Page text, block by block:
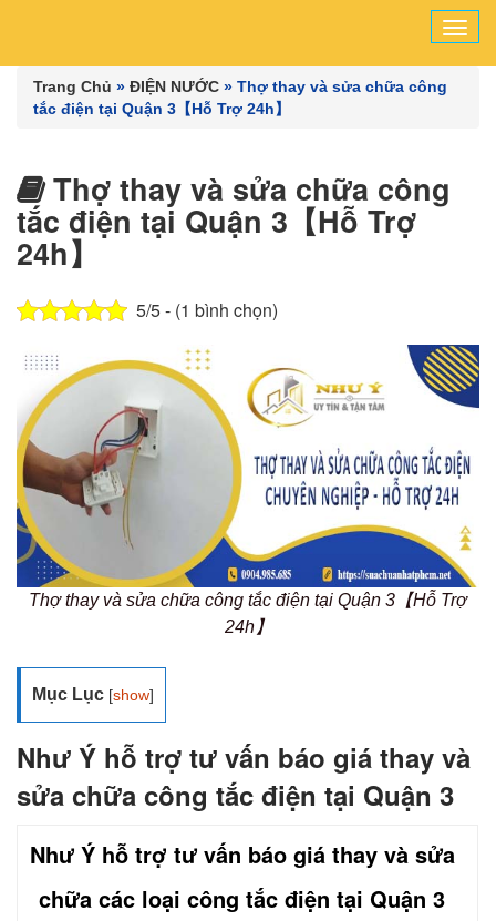
Trang Chủ » ĐIỆN NƯỚC » Thợ thay và sửa chữa công
tắc điện tại Quận 3【Hỗ Trợ 24h】
Thợ thay và sửa chữa công
tắc điện tại Quận 3【Hỗ Trợ
24h】
5/5 - (1 bình chọn)
Thợ thay và sửa chữa công tắc điện tại Quận 3【Hỗ Trợ
24h】
Mục Lục [show]
Như Ý hỗ trợ tư vấn báo giá thay và
sửa chữa công tắc điện tại Quận 3
Như Ý hỗ trợ tư vấn báo giá thay và sửa
chữa các loại công tắc điện tại Quận 3